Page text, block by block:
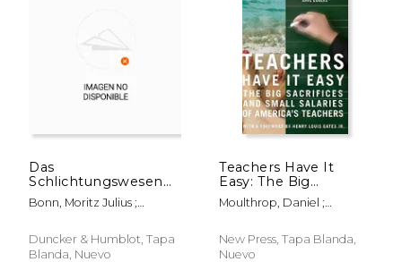
40% $ 169.94 40%
Das
Schlichtungswesen
Des Auslandes:
Untersuchungen
Schlichtungswesen,
Zweiter Teil.
Bonn, Moritz Julius ;
Friedrich
Duncker & Humblot, Tapa
Blanda, Nuevo
Teachers Have It
Easy: The Big
Sacrifices and Small
Salaries of America's
Moulthrop, Daniel ;
Eggers, Dave
New Press, Tapa Blanda,
Nuevo